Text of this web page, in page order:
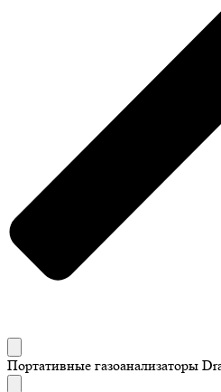
Портативные газоанализаторы